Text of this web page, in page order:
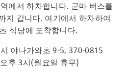
에서 하차합니다. 군마 버스를
지 갑니다. 여기에서 하차하여
식당에 도착합니다.
야나가와초 9-5, 370-0815
후 3시(월요일 휴무)